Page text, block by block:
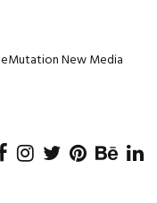
eMutation New Media